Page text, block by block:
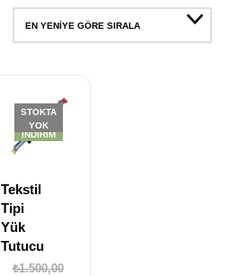
EN YENIYE GÖRE SIRALA
STOKTA
YOK
İNDIRIM
Tekstil
Tipi
Yük
Tutucu
₺1.500,00Orijinal